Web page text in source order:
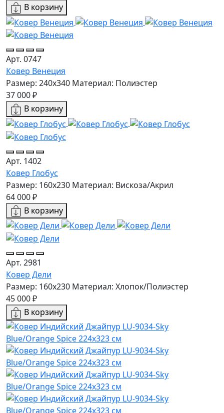
В корзину
Арт. 0747
Ковер Венеция
Размер: 240x340 Материал: Полиэстер
37 000 ₽
В корзину
Арт. 1402
Ковер Глобус
Размер: 160х230 Материал: Вискоза/Акрил
64 000 ₽
В корзину
Арт. 2981
Ковер Дели
Размер: 160х230 Материал: Хлопок/Полиэстер
45 000 ₽
В корзину